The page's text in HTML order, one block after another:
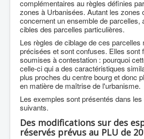
complémentaires au règles définies
zones à Urbanisées. Autant les zones
concernent un ensemble de parcelles,
cibles des parcelles particulières.
Les règles de ciblage de ces parcelles
précisées et sont confuses. Elles sont
soumises à contestation : pourquoi
celle-ci qui a des caractéristiques
plus proches du centre bourg et donc
en matière de maîtrise de l'urbanisme.
Les exemples sont présentés dans
suivants.
Des modifications sur des
réservés prévus au PLU de